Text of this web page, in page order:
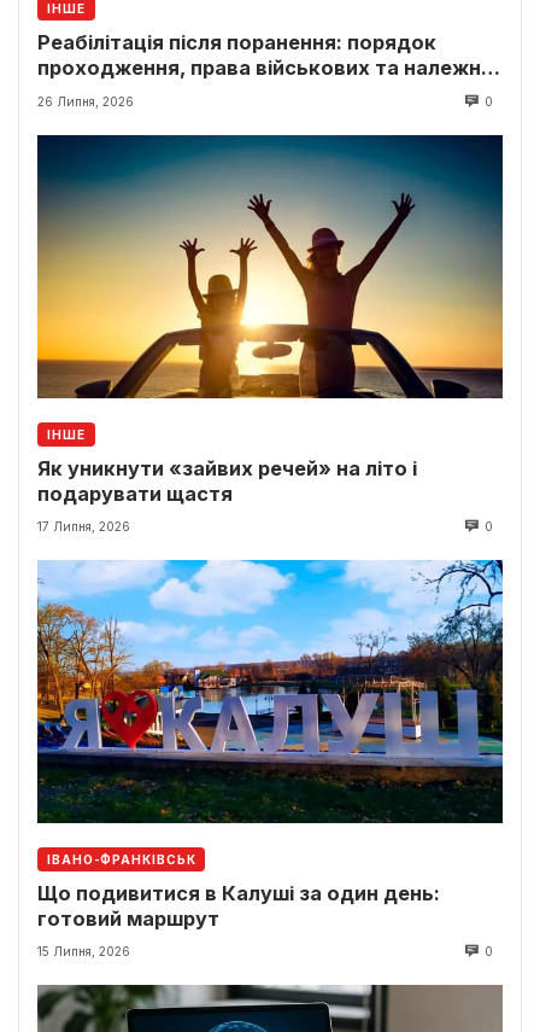
ІНШЕ
Реабілітація після поранення: порядок
проходження, права військових та належні
виплати
26 Липня, 2026 0
ІНШЕ
Як уникнути «зайвих речей» на літо і
подарувати щастя
17 Липня, 2026 0
ІВАНО-ФРАНКІВСЬК
Що подивитися в Калуші за один день:
готовий маршрут
15 Липня, 2026 0